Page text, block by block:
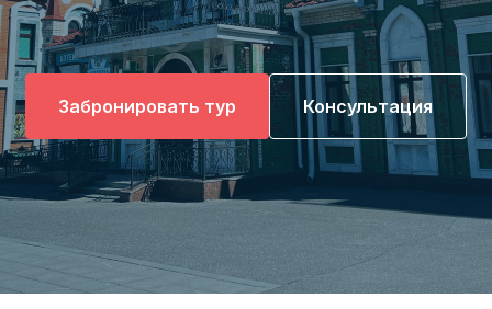
Забронировать тур Консультация